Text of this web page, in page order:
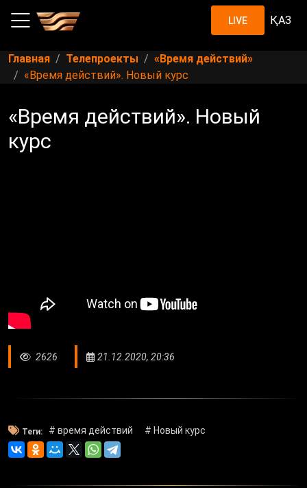
LIVE ҚАЗ
Главная Телепроекты
«Время действий»
«Время действий». Новый курс
«Время действий». Новый
курс
2626 21.12.2020, 20:36
Теги: # время действий # Новый курс